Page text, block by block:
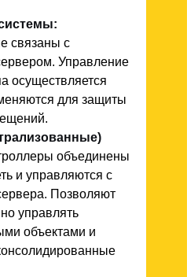
связаны с
Управление
осуществляется
для защиты
объединены
и управляются с
Позволяют
управлять
объектами и